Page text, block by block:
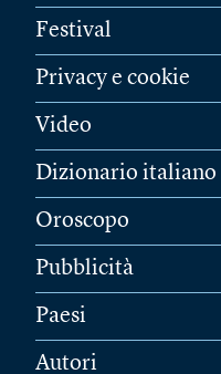
Festival
Privacy e cookie
Video
Dizionario italiano
Oroscopo
Pubblicità
Paesi
Autori